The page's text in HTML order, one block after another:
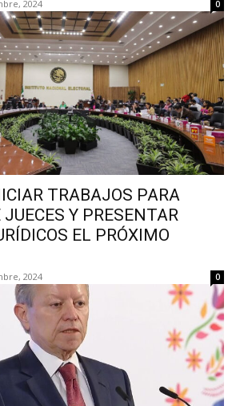
2024 0
TRABAJOS PARA
JUECES Y PRESENTAR
EL PRÓXIMO
2024 0